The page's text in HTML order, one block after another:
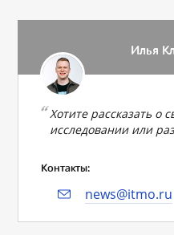
Илья
Хотите рассказать о
исследовании или
Контакты:
news@itmo.ru